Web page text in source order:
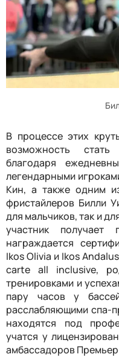
В процессе этих
возможность стать
благодаря
легендарными
Кин, а также одним
фристайлеров Билли
для мальчиков, так и
участник получает
награждается
Ikos Olivia и Ikos
carte all inclusive,
тренировками и
пару часов у
расслабляющими спа-
находятся под
учатся у
амбассадоров